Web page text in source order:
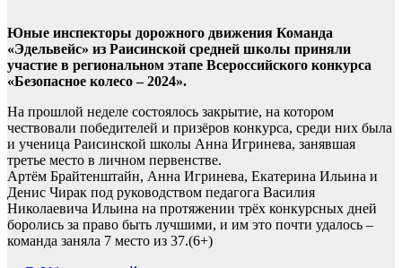
Юные инспекторы дорожного движения Команда
«Эдельвейс» из Раисинской средней школы приняли
участие в региональном этапе Всероссийского конкурса
«Безопасное колесо – 2024».
На прошлой неделе состоялось закрытие, на котором
чествовали победителей и призёров конкурса, среди них была
и ученица Раисинской школы Анна Игринева, занявшая
третье место в личном первенстве.
Артём Брайтенштайн, Анна Игринева, Екатерина Ильина и
Денис Чирак под руководством педагога Василия
Николаевича Ильина на протяжении трёх конкурсных дней
боролись за право быть лучшими, и им это почти удалось –
команда заняла 7 место из 37.(6+)